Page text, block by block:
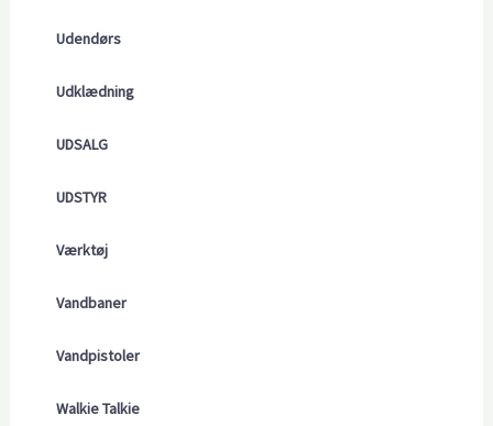
Udendørs
Udklædning
UDSALG
UDSTYR
Værktøj
Vandbaner
Vandpistoler
Walkie Talkie